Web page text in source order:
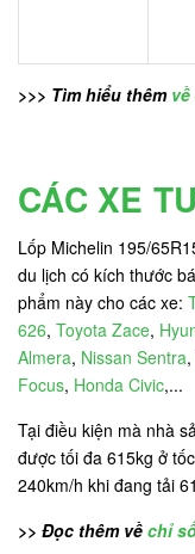
>>> Tìm hiểu thêm
CÁC XE
Lốp Michelin 195/
du lịch có kích thước
phẩm này cho các xe:
626, Toyota Zace,
Almera, Nissan Sentra,
Focus, Honda Civic,...
Tại điều kiện mà nhà
được tối đa 615kg ở
240km/h khi đang tải
>> Đọc thêm về chỉ